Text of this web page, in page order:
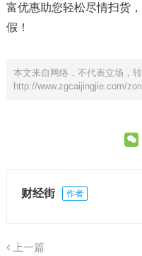
富优惠助您轻松尽情扫货
假！
本文来自网络，不代表立场，
http://www.zgcaijingjie.com/
财经街 作者
上一篇